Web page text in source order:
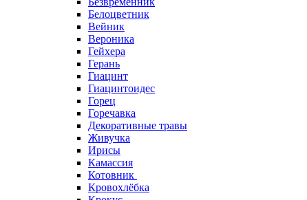
Белоцветник
Вейник
Вероника
Гейхера
Герань
Гиацинт
Гиацинтоидес
Горец
Горечавка
Декоративные травы
Живучка
Ирисы
Камассия
Котовник
Кровохлёбка